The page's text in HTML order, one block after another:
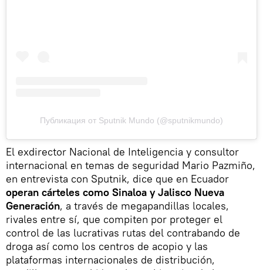
Публикация от Sputnik Mundo (@sputnikmundo)
El exdirector Nacional de Inteligencia y consultor
internacional en temas de seguridad Mario Pazmiño,
en entrevista con Sputnik, dice que en Ecuador
operan cárteles como Sinaloa y Jalisco Nueva
Generación, a través de megapandillas locales,
rivales entre sí, que compiten por proteger el
control de las lucrativas rutas del contrabando de
droga así como los centros de acopio y las
plataformas internacionales de distribución,